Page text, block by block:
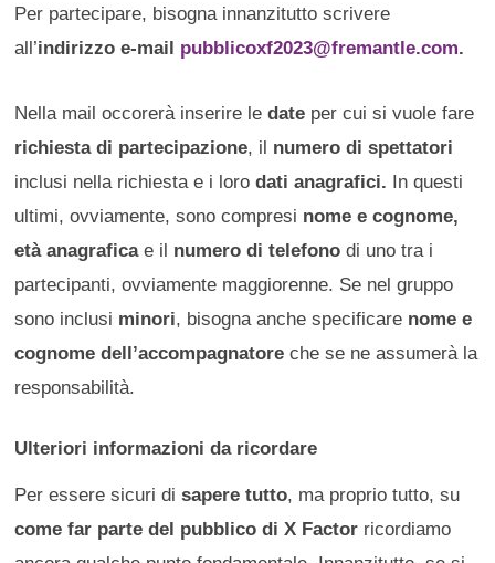
Per partecipare, bisogna innanzitutto scrivere
all’indirizzo e-mail pubblicoxf2023@fremantle.com.
Nella mail occorerà inserire ledate per cui si vuole fare
richiesta di partecipazione, il numero di spettatori
inclusi nella richiesta e i lorodati anagrafici. In questi
ultimi, ovviamente, sono compresi nome e cognome,
età anagraficae il numero di telefono di uno tra i
partecipanti, ovviamente maggiorenne. Se nel gruppo
sono inclusi minori, bisogna anche specificare nome e
cognome dell’accompagnatore che se ne assumerà la
responsabilità.
Ulteriori informazioni da ricordare
Per essere sicuri disapere tutto, ma proprio tutto, su
come far parte del pubblico di X Factor ricordiamo